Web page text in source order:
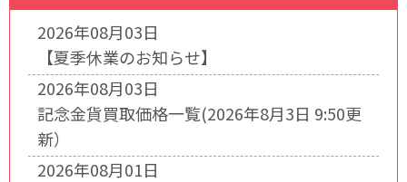
2026年08月03日
【夏季休業のお知らせ】
2026年08月03日
記念金貨買取価格一覧(2026年8月3日 9:50更
新）
2026年08月01日